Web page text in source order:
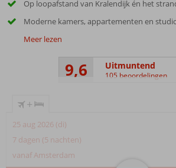
Op loopafstand van Kralendijk én het
Moderne kamers, appartementen en
Meer lezen
9,6 Uitmuntend
105 beoordelingen
+
25 aug 2026 (di)
7 dagen (5 nachten)
vanaf Amsterdam